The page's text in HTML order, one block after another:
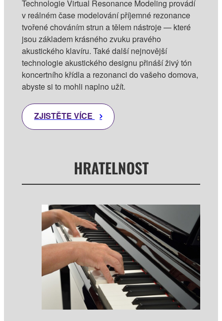
Technologie Virtual Resonance Modeling provádí
v reálném čase modelování příjemné rezonance
tvořené chováním strun a tělem nástroje — které
jsou základem krásného zvuku pravého
akustického klavíru. Také další nejnovější
technologie akustického designu přináší živý tón
koncertního křídla a rezonanci do vašeho domova,
abyste si to mohli naplno užít.
ZJISTĚTE VÍCE
HRATELNOST